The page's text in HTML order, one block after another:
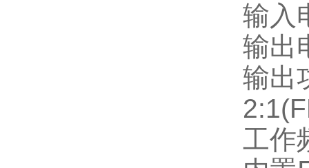
输入
输出
输出
工作